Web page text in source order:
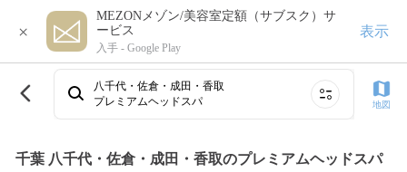
×
MEZONメゾン/美容室定額（サブスク）サ
ービス
入手 - Google Play
表示
八千代・佐倉・成田・香取
プレミアムヘッドスパ
地図
千葉 八千代・佐倉・成田・香取のプレミアムヘッドスパ